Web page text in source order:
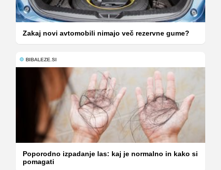
Zakaj novi avtomobili nimajo več rezervne gume?
BIBALEZE.SI
Poporodno izpadanje las: kaj je normalno in kako si
pomagati